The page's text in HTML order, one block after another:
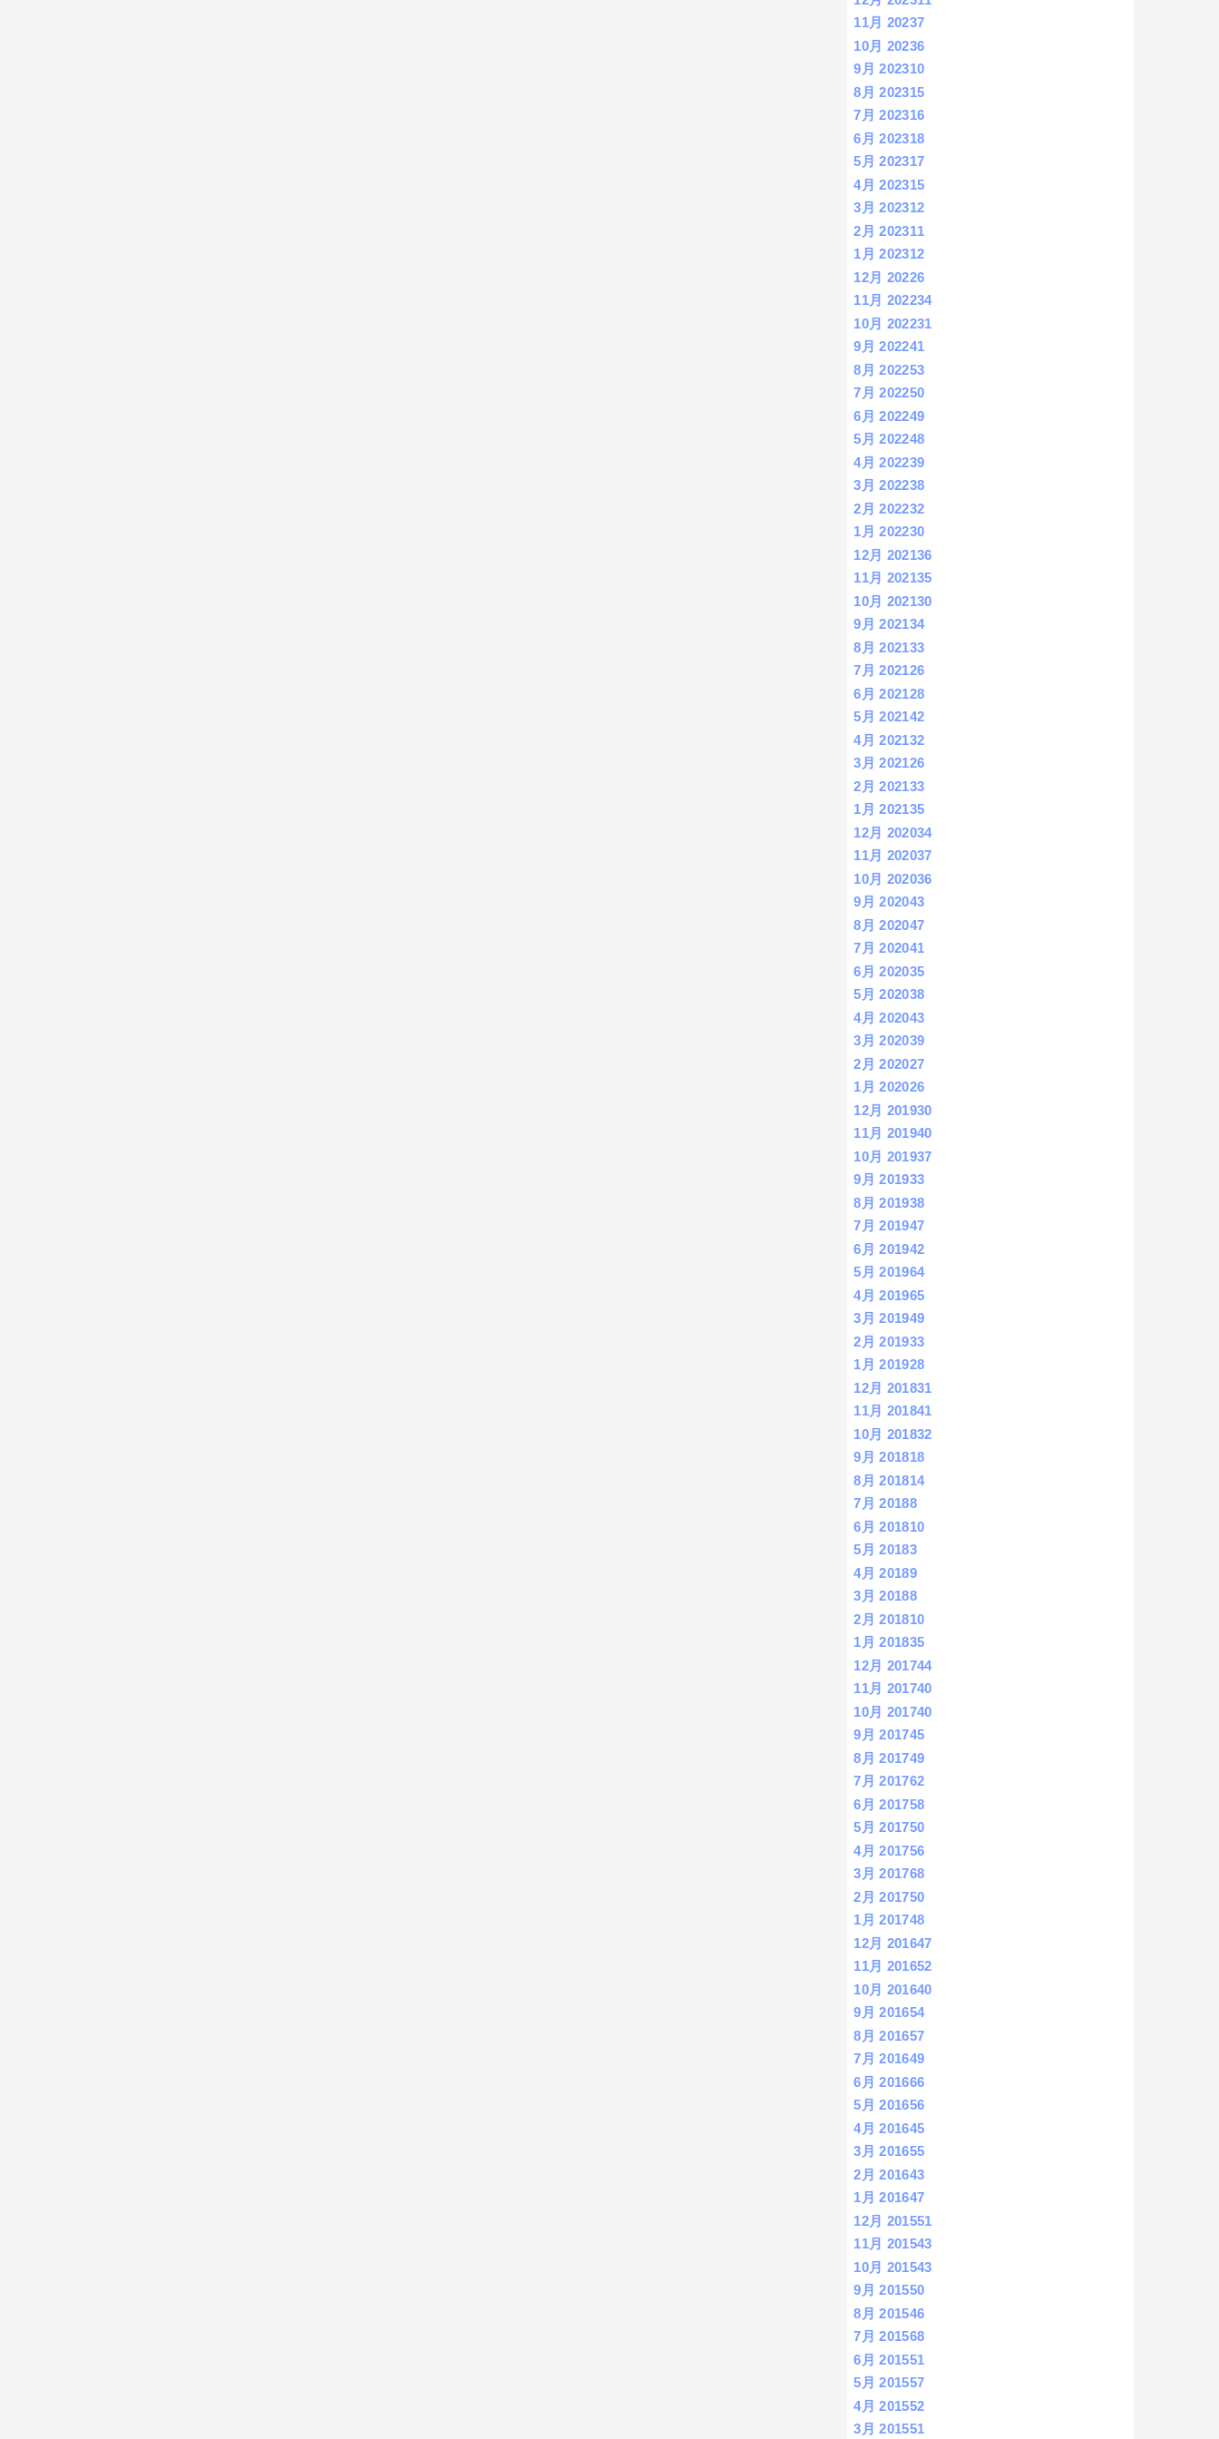
11月 20237
10月 20236
9月 202310
8月 202315
7月 202316
6月 202318
5月 202317
4月 202315
3月 202312
2月 202311
1月 202312
12月 20226
11月 202234
10月 202231
9月 202241
8月 202253
7月 202250
6月 202249
5月 202248
4月 202239
3月 202238
2月 202232
1月 202230
12月 202136
11月 202135
10月 202130
9月 202134
8月 202133
7月 202126
6月 202128
5月 202142
4月 202132
3月 202126
2月 202133
1月 202135
12月 202034
11月 202037
10月 202036
9月 202043
8月 202047
7月 202041
6月 202035
5月 202038
4月 202043
3月 202039
2月 202027
1月 202026
12月 201930
11月 201940
10月 201937
9月 201933
8月 201938
7月 201947
6月 201942
5月 201964
4月 201965
3月 201949
2月 201933
1月 201928
12月 201831
11月 201841
10月 201832
9月 201818
8月 201814
7月 20188
6月 201810
5月 20183
4月 20189
3月 20188
2月 201810
1月 201835
12月 201744
11月 201740
10月 201740
9月 201745
8月 201749
7月 201762
6月 201758
5月 201750
4月 201756
3月 201768
2月 201750
1月 201748
12月 201647
11月 201652
10月 201640
9月 201654
8月 201657
7月 201649
6月 201666
5月 201656
4月 201645
3月 201655
2月 201643
1月 201647
12月 201551
11月 201543
10月 201543
9月 201550
8月 201546
7月 201568
6月 201551
5月 201557
4月 201552
3月 201551